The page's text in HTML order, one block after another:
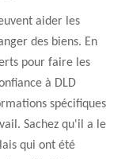
aider les
des biens. En
pour faire les
à DLD
spécifiques
Sachez qu'il a le
qui ont été